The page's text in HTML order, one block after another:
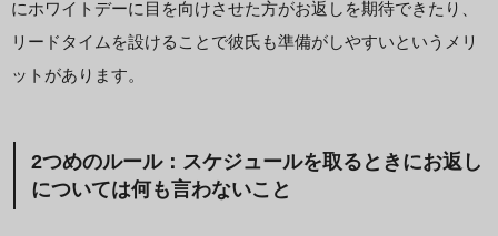
にホワイトデーに目を向けさせた方がお返しを期待できたり、
リードタイムを設けることで彼氏も準備がしやすいというメリ
ットがあります。
2つめのルール：スケジュールを取るときにお返し
については何も言わないこと